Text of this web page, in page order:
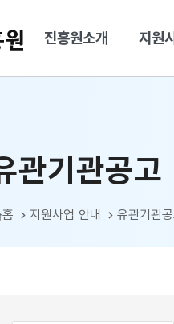
진흥원소개 지원
관기관공고
홈 지원사업 안내 유관기관